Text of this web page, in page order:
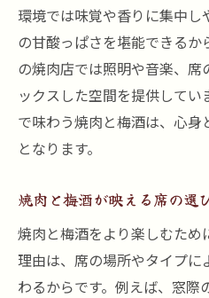
環境では味覚や香りに集中
の甘酸っぱさを堪能できるか
の焼肉店では照明や音楽、
ックスした空間を提供して
で味わう焼肉と梅酒は、心
となります。
焼肉と梅酒が映える席の選
焼肉と梅酒をより楽しむため
理由は、席の場所やタイプに
わるからです。例えば、窓際